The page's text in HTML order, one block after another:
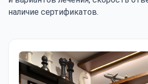
наличие сертификатов.